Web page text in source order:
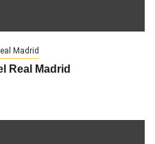
Madrid
Real Madrid